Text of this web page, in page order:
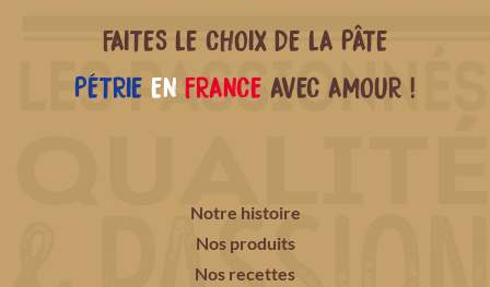
FAITES LE CHOIX DE LA PÂTE
PÉTRIE EN FRANCE AVEC AMOUR !
Notre histoire
Nos produits
Nos recettes